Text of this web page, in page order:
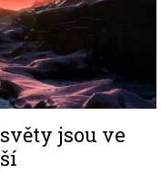
jsou ve